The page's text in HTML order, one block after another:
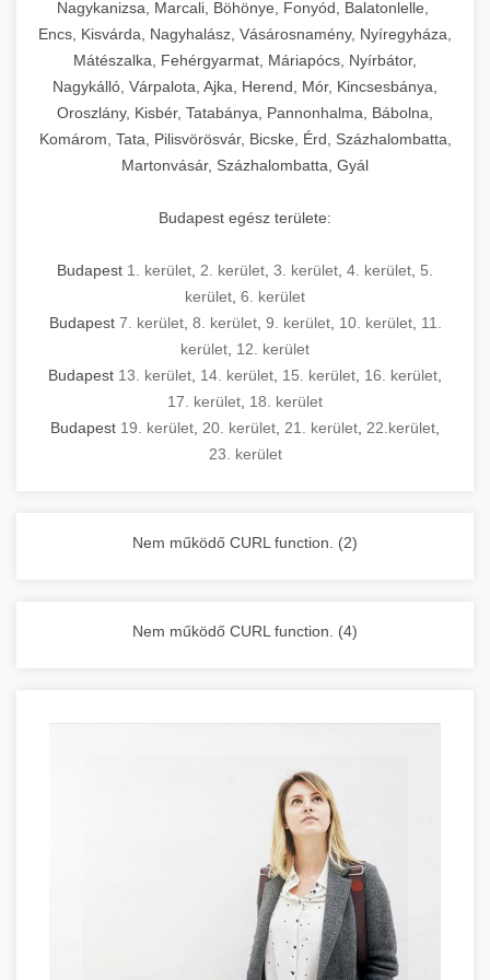
Ipari sütők és gőzpárolók katalógusa -
chef-iparikonyhagepek.hu
berendezések
használatot, miközben megfelel az összes
higiéniai előírásnak.
Ipari hűtőberendezések széles
választéka - chef-iparikonyhagepek.hu
kereskedelmi hűtőegység és hűtőkamra rendszerek
hőmérsékletet és vízminőséget figyelő
rendszerekkel, valamint energiatakarékos
technológiával rendelkeznek. A rozsdamentes
acél konstrukció és a könnyen hozzáférhető
karbantartási pontok biztosítják a hosszú
élettartamot és az egyszerű üzemeltetést.
Ipari mosogatógépek teljes kínálata -
kereskedelmi mosogatógép és tisztítóberendezések
tisztíthatók, szétszerelhetők és karbantarthatók,
megfelelnek az összes élelmiszer-biztonsági
előírásnak. Különböző teljesítményű modellek
állnak rendelkezésre asztali és állványos
kivitelben, az egyedi igények és a
feldolgozandó mennyiségek függvényében.
Biztonságos kezelést biztosító védőburkolatok
számára.
Sajtreszelő gépek szakmai választéka -
chef-iparikonyhagepek.hu
kereskedelmi sajtreszelő és aprítógépek
berendezést magában foglal, amely szükséges
egy modern, hatékonyan működő
kereskedelmi konyha komplett felszereléséhez
és működtetéséhez. Az alapvető
főzőberendezésektől (tűzhelyek, sütők,
grillsütők, frittőzök) kezdve a speciális
feldolgozógépeken (szeletelők, aprítók,
kiegészítő eszközökig mindent egy helyen
megtalál. Szakértő tanácsadóink segítenek a
megfelelő berendezések kiválasztásában, a
konyha optimális elrendezésének
megtervezésében, valamint a telepítés és az
üzembe helyezés koordinálásában. Hosszú távú
garancia, gyors szerviz és folyamatos műszaki
támogatás biztosítja az Ön nyugalmát és
Nagykonyhai berendezések komplett
Nagykanizsa, Marcali, Böhönye, Fonyód, Balatonlelle,
Encs, Kisvárda, Nagyhalász, Vásárosnamény, Nyíregyháza,
Mátészalka, Fehérgyarmat, Máriapócs, Nyírbátor,
Nagykálló, Várpalota, Ajka, Herend, Mór, Kincsesbánya,
Oroszlány, Kisbér, Tatabánya, Pannonhalma, Bábolna,
Komárom, Tata, Pilisvörösvár, Bicske, Érd, Százhalombatta,
Martonvásár, Százhalombatta, Gyál
Budapest egész területe:
Budapest 1. kerület 2. kerület 3. kerület 4. kerület 5.
kerület 6. kerület
Budapest 7. kerület, 8. kerület, 9. kerület, 10. kerület, 11.
kerület 12. kerület
Budapest 13. kerület 14. kerület 15. kerület 16. kerület
17. kerület 18. kerület
Budapest 19. kerület 20. kerület 21. kerület 22.kerület
23. kerület
Nem működő CURL function. (2)
Nem működő CURL function. (4)